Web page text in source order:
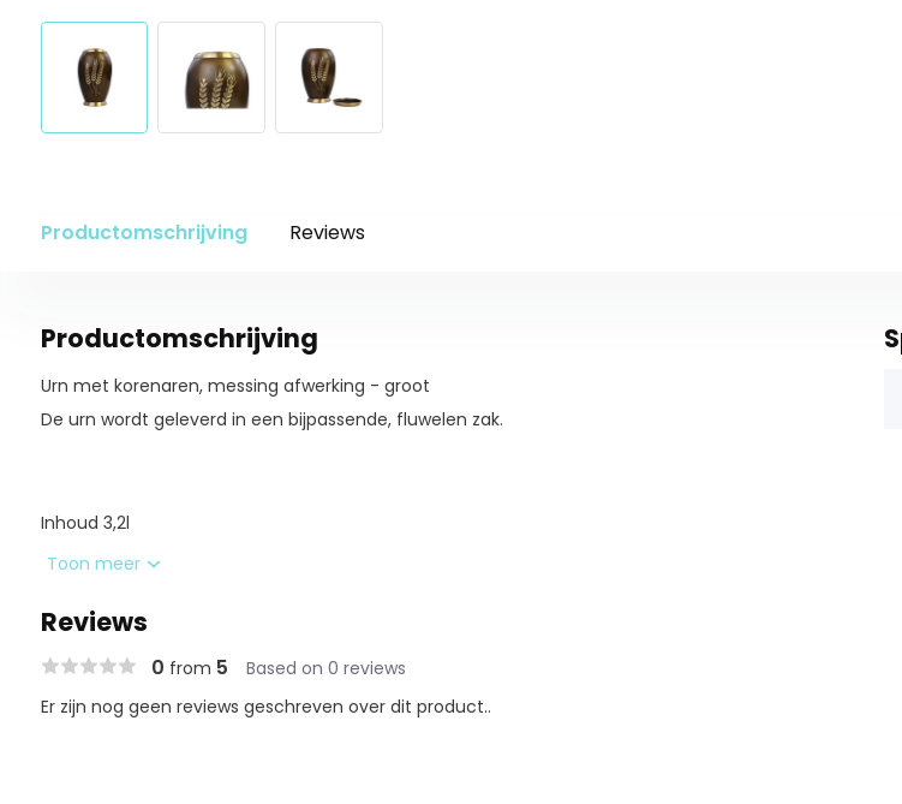
Productomschrijving Reviews
Productomschrijving
Urn met korenaren, messing afwerking - groot
De urn wordt geleverd in een bijpassende, fluwelen zak.
Inhoud 3,2l
Hoogte 26cm
Gewicht 1,2kg
Toon meer
Reviews
0 from 5 Based on 0 reviews
Er zijn nog geen reviews geschreven over dit product..